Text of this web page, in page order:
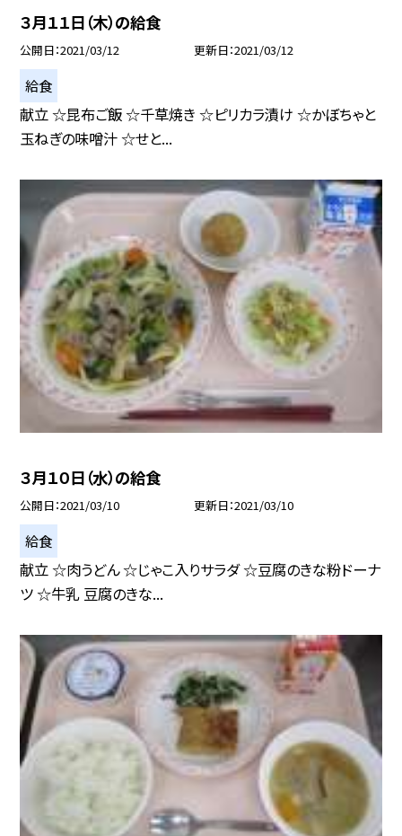
３月１１日（木）の給食
公開日 2021/03/12 更新日 2021/03/12
給食
献立 ☆昆布ご飯 ☆千草焼き ☆ピリカラ漬け ☆かぼちゃと
玉ねぎの味噌汁 ☆せと...
３月１０日（水）の給食
公開日 2021/03/10 更新日 2021/03/10
給食
献立 ☆肉うどん ☆じゃこ入りサラダ ☆豆腐のきな粉ドーナ
ツ ☆牛乳 豆腐のきな...